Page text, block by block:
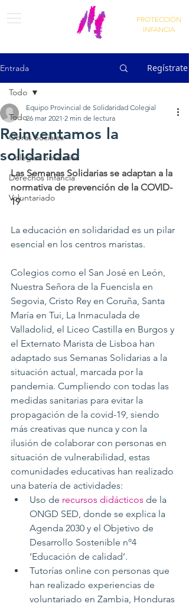
PROTECCIÓN
INFANCIA
Entrada Regístrate
Todo
Obras Sociales
Colegios Solidarios
Derechos Infancia
Voluntariado
Todo
Reinventamos la
solidaridad
Equipo Provincial de Solidaridad Colegial
26 mar 2021 2 min de lectura
Las Semanas Solidarias se adaptan a la
normativa de prevención de la COVID-
19
La educación en solidaridad es un pilar
esencial en los centros maristas.
Colegios como el San José en León,
Nuestra Señora de la Fuencisla en
Segovia, Cristo Rey en Coruña, Santa
María en Tui, La Inmaculada de
Valladolid, el Liceo Castilla en Burgos y
el Externato Marista de Lisboa han
adaptado sus Semanas Solidarias a la
situación actual, marcada por la
pandemia. Cumpliendo con todas las
medidas sanitarias para evitar la
propagación de la covid-19, siendo
más creativas que nunca y con la
ilusión de colaborar con personas en
situación de vulnerabilidad, estas
comunidades educativas han realizado
una batería de actividades:
Uso de recursos didácticos de la
ONGD SED, donde se explica la
Agenda 2030 y el Objetivo de
Desarrollo Sostenible nº4
‘Educación de calidad’.
Tutorías online con personas que
han realizado experiencias de
voluntariado en Zambia, Honduras